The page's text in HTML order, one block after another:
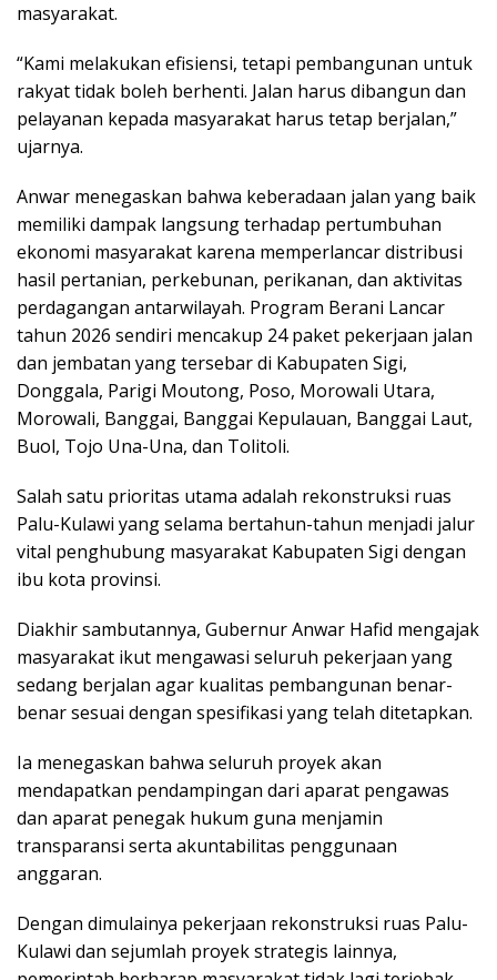
masyarakat.
“Kami melakukan efisiensi, tetapi pembangunan untuk
rakyat tidak boleh berhenti. Jalan harus dibangun dan
pelayanan kepada masyarakat harus tetap berjalan,”
ujarnya.
Anwar menegaskan bahwa keberadaan jalan yang baik
memiliki dampak langsung terhadap pertumbuhan
ekonomi masyarakat karena memperlancar distribusi
hasil pertanian, perkebunan, perikanan, dan aktivitas
perdagangan antarwilayah. Program Berani Lancar
tahun 2026 sendiri mencakup 24 paket pekerjaan jalan
dan jembatan yang tersebar di Kabupaten Sigi,
Donggala, Parigi Moutong, Poso, Morowali Utara,
Morowali, Banggai, Banggai Kepulauan, Banggai Laut,
Buol, Tojo Una-Una, dan Tolitoli.
Salah satu prioritas utama adalah rekonstruksi ruas
Palu-Kulawi yang selama bertahun-tahun menjadi jalur
vital penghubung masyarakat Kabupaten Sigi dengan
ibu kota provinsi.
Diakhir sambutannya, Gubernur Anwar Hafid mengajak
masyarakat ikut mengawasi seluruh pekerjaan yang
sedang berjalan agar kualitas pembangunan benar-
benar sesuai dengan spesifikasi yang telah ditetapkan.
Ia menegaskan bahwa seluruh proyek akan
mendapatkan pendampingan dari aparat pengawas
dan aparat penegak hukum guna menjamin
transparansi serta akuntabilitas penggunaan
anggaran.
Dengan dimulainya pekerjaan rekonstruksi ruas Palu-
Kulawi dan sejumlah proyek strategis lainnya,